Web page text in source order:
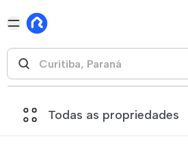
Todas as propriedades